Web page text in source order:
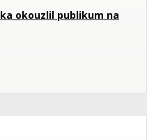
okouzlil publikum na